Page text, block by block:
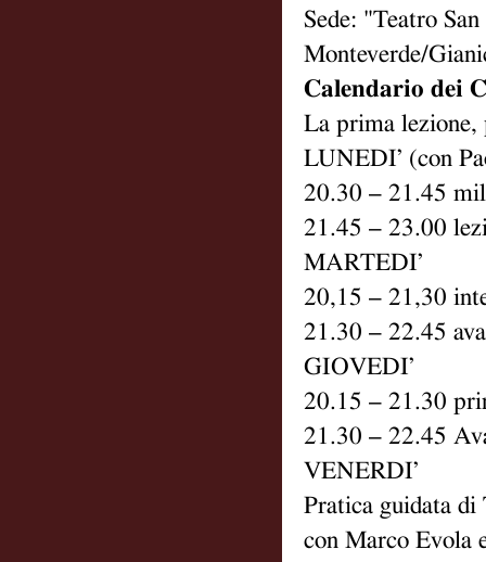
Sede: "Teatro
Monteverde/
Calendario dei
La prima lezione,
LUNEDI’ (con
20.30 – 21.45
21.45 – 23.00
MARTEDI’
20,15 – 21,30
21.30 – 22.45
GIOVEDI’
20.15 – 21.30
21.30 – 22.45
VENERDI’
Pratica guidata di
con Marco Evola